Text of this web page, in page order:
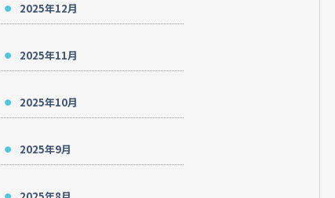
2025年12月
2025年11月
2025年10月
2025年9月